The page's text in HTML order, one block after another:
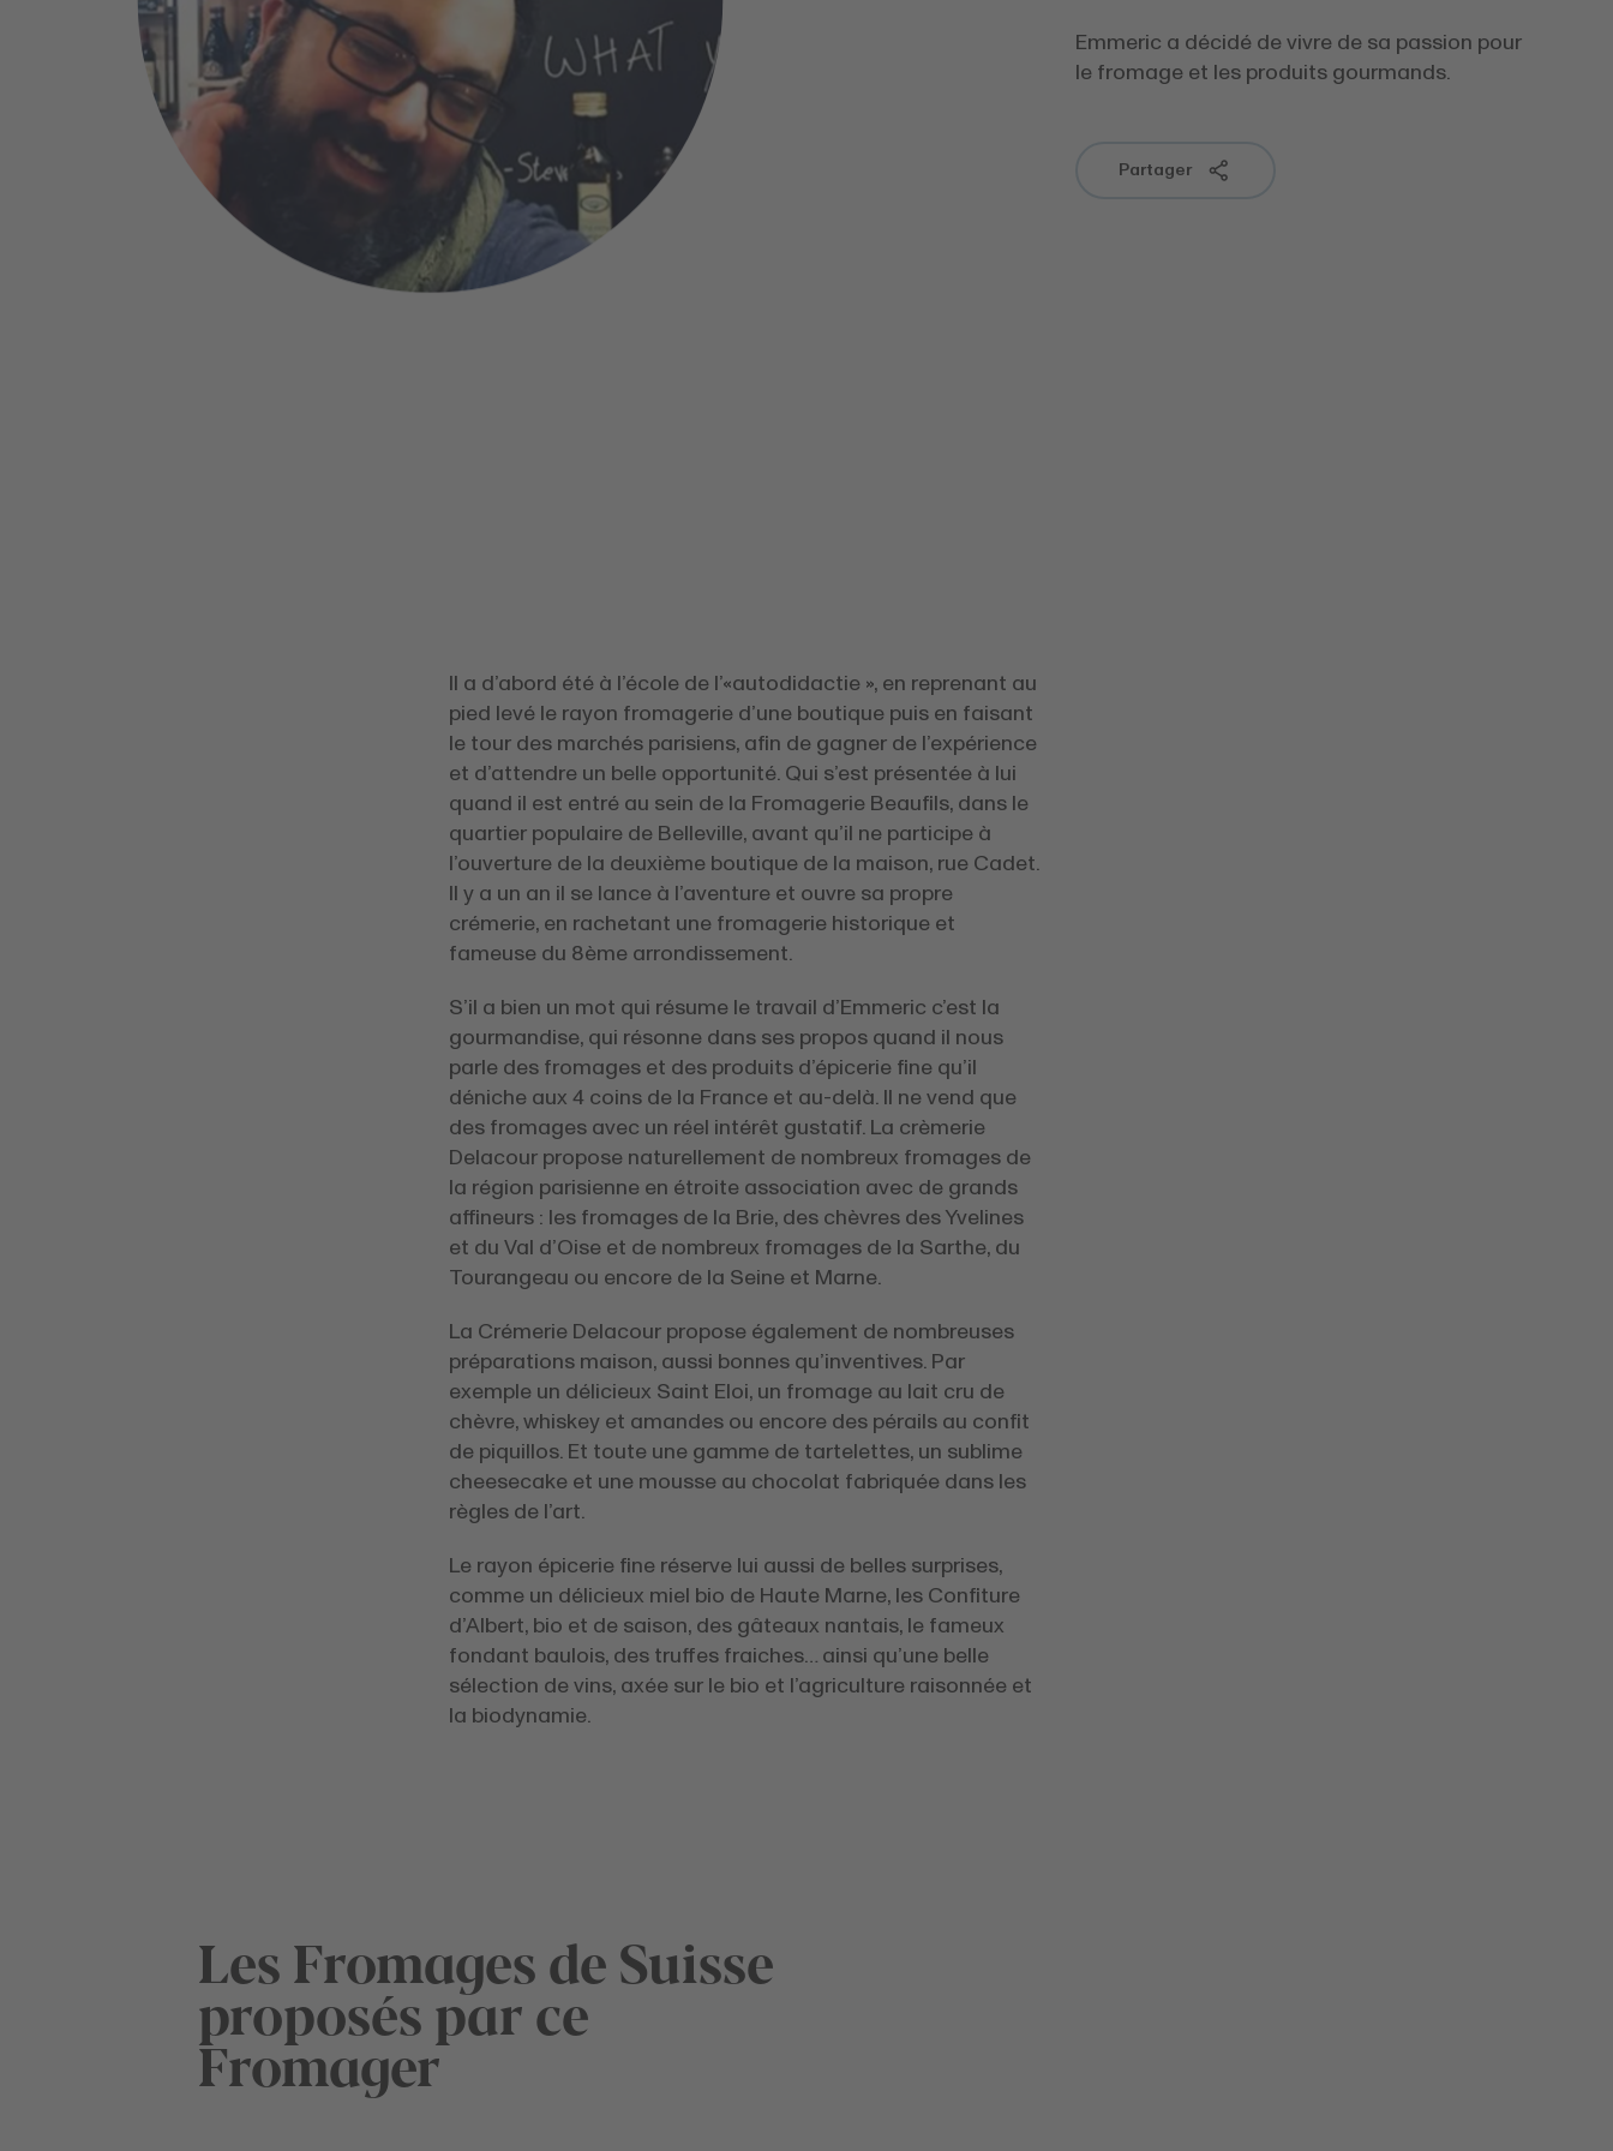
Emmeric a décidé de vivre de sa passion pour
le fromage et les produits gourmands.
Partager
Il a d’abord été à l’école de l’«autodidactie », en reprenant au
pied levé le rayon fromagerie d’une boutique puis en faisant
le tour des marchés parisiens, afin de gagner de l’expérience
et d’attendre un belle opportunité. Qui s’est présentée à lui
quand il est entré au sein de la Fromagerie Beaufils, dans le
quartier populaire de Belleville, avant qu’il ne participe à
l’ouverture de la deuxième boutique de la maison, rue Cadet.
Il y a un an il se lance à l’aventure et ouvre sa propre
crémerie, en rachetant une fromagerie historique et
fameuse du 8ème arrondissement.
S’il a bien un mot qui résume le travail d’Emmeric c’est la
gourmandise, qui résonne dans ses propos quand il nous
parle des fromages et des produits d’épicerie fine qu’il
déniche aux 4 coins de la France et au-delà. Il ne vend que
des fromages avec un réel intérêt gustatif. La crèmerie
Delacour propose naturellement de nombreux fromages de
la région parisienne en étroite association avec de grands
affineurs : les fromages de la Brie, des chèvres des Yvelines
et du Val d’Oise et de nombreux fromages de la Sarthe, du
Tourangeau ou encore de la Seine et Marne.
La Crémerie Delacour propose également de nombreuses
préparations maison, aussi bonnes qu’inventives. Par
exemple un délicieux Saint Eloi, un fromage au lait cru de
chèvre, whiskey et amandes ou encore des pérails au confit
de piquillos. Et toute une gamme de tartelettes, un sublime
cheesecake et une mousse au chocolat fabriquée dans les
règles de l’art.
Le rayon épicerie fine réserve lui aussi de belles surprises,
comme un délicieux miel bio de Haute Marne, les Confiture
d’Albert, bio et de saison, des gâteaux nantais, le fameux
fondant baulois, des truffes fraiches… ainsi qu’une belle
sélection de vins, axée sur le bio et l’agriculture raisonnée et
la biodynamie.
Les Fromages de Suisse
proposés par ce
Fromager